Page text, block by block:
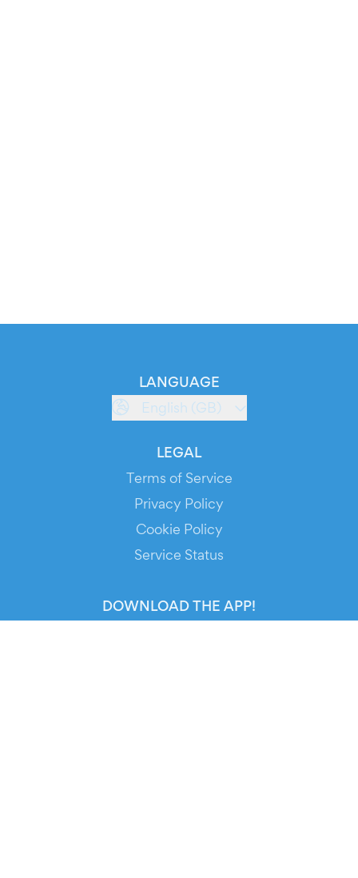
LANGUAGE
English (GB)
LEGAL
Terms of Service
Privacy Policy
Cookie Policy
Service Status
DOWNLOAD THE APP!